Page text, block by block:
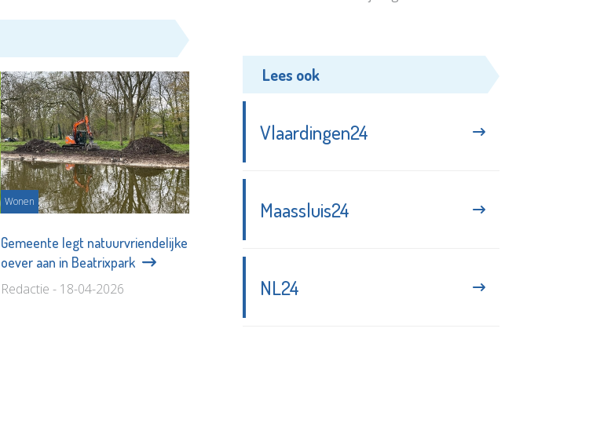
Wonen
Gemeente legt natuurvriendelijke
oever aan in Beatrixpark
Redactie - 18-04-2026
Lees ook
Vlaardingen24
Maassluis24
NL24